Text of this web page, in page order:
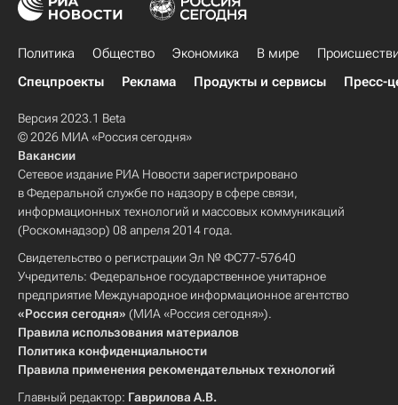
Политика Общество Экономика В мире
Спецпроекты
Реклама Продукты и сервисы Пресс-
Версия 2023.1 Beta
© 2026 МИА «Россия сегодня»
Вакансии
Сетевое издание РИА Новости зарегистрировано
в Федеральной службе по надзору в сфере связи,
информационных технологий и массовых коммуникаций
(Роскомнадзор) 08 апреля 2014 года.
Свидетельство о регистрации Эл № ФС77-57640
Учредитель: Федеральное государственное унитарное
предприятие Международное информационное агентство
«Россия сегодня» (МИА «Россия сегодня»).
Правила использования материалов
Политика конфиденциальности
Правила применения рекомендательных технологий
Главный редактор: Гаврилова А.В.